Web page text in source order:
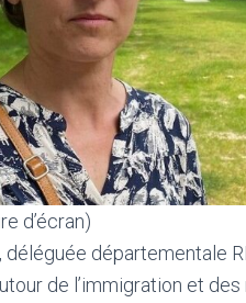
d’écran)
départementale
de l’immigration et